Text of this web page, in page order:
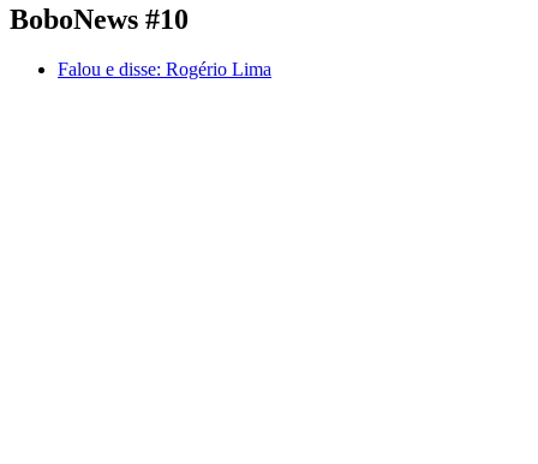
BoboNews #10
Falou e disse: Rogério Lima